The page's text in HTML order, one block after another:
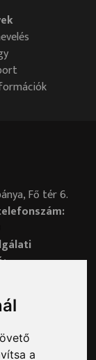
a
Fő tér 6.